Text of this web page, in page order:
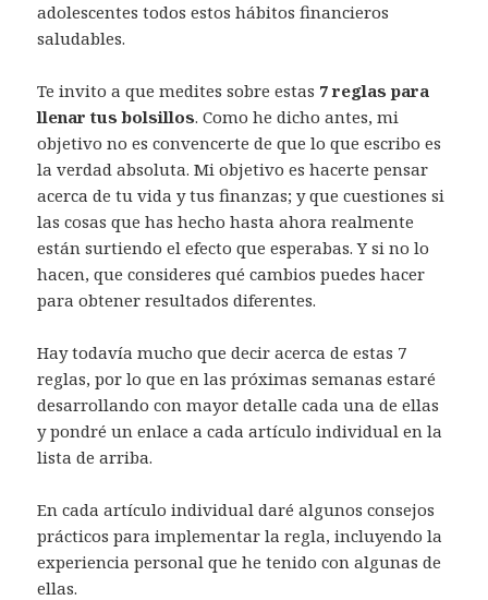
adolescentes todos estos hábitos financieros
saludables.
Te invito a que medites sobre estas 7 reglas para
llenar tus bolsillos. Como he dicho antes, mi
objetivo no es convencerte de que lo que escribo es
la verdad absoluta. Mi objetivo es hacerte pensar
acerca de tu vida y tus finanzas; y que cuestiones si
las cosas que has hecho hasta ahora realmente
están surtiendo el efecto que esperabas. Y si no lo
hacen, que consideres qué cambios puedes hacer
para obtener resultados diferentes.
Hay todavía mucho que decir acerca de estas 7
reglas, por lo que en las próximas semanas estaré
desarrollando con mayor detalle cada una de ellas
y pondré un enlace a cada artículo individual en la
lista de arriba.
En cada artículo individual daré algunos consejos
prácticos para implementar la regla, incluyendo la
experiencia personal que he tenido con algunas de
ellas.